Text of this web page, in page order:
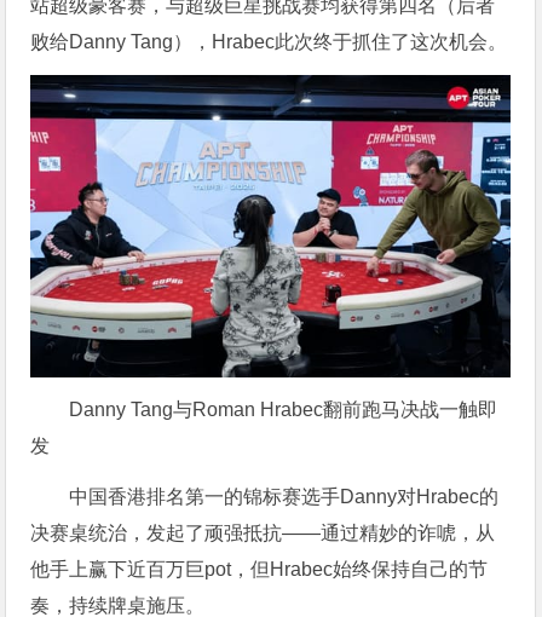
站超级豪客赛，与超级巨星挑战赛均获得第四名（后者
败给Danny Tang），Hrabec此次终于抓住了这次机会。
Danny Tang与Roman Hrabec翻前跑马决战一触即
发
中国香港排名第一的锦标赛选手Danny对Hrabec的
决赛桌统治，发起了顽强抵抗——通过精妙的诈唬，从
他手上赢下近百万巨pot，但Hrabec始终保持自己的节
奏，持续牌桌施压。